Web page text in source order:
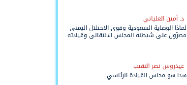
د. أمين العلياني
لماذا الوصاية السعودية وقوى الاحتلال اليمني
مصرّون على شيطنة المجلس الانتقالي وقيادته
عيدروس نصر النقيب
هذا هو مجلس القيادة الرئاسي